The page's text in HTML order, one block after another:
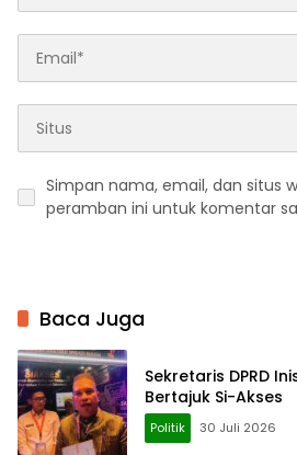
Simpan nama, email, dan situs
peramban ini untuk komentar
Baca Juga
Sekretaris DPRD
Bertajuk Si-Akses
Politik 30 Juli 2026